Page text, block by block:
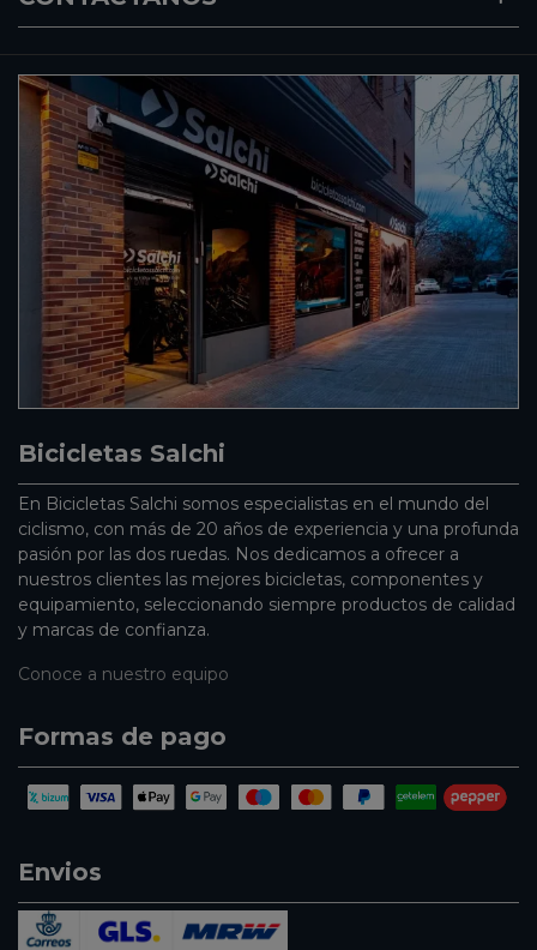
Bicicletas Salchi
En Bicicletas Salchi somos especialistas en el mundo del
ciclismo, con más de 20 años de experiencia y una profunda
pasión por las dos ruedas. Nos dedicamos a ofrecer a
nuestros clientes las mejores bicicletas, componentes y
equipamiento, seleccionando siempre productos de calidad
y marcas de confianza.
Conoce a nuestro equipo
Formas de pago
Envios